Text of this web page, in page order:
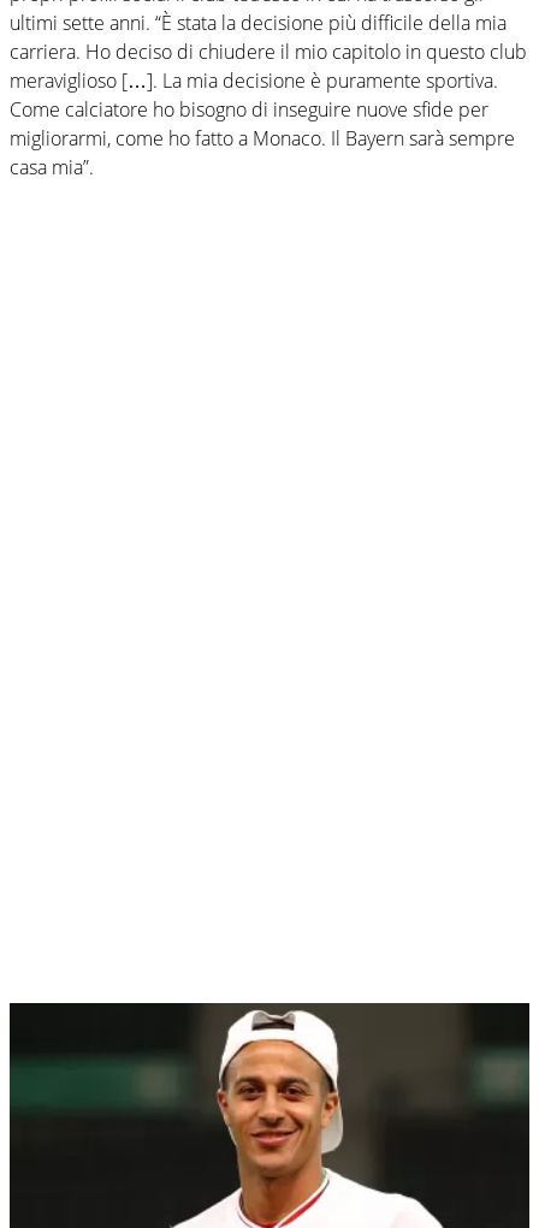
ultimi sette anni. “È stata la decisione più difficile della mia
carriera. Ho deciso di chiudere il mio capitolo in questo club
meraviglioso […]. La mia decisione è puramente sportiva.
Come calciatore ho bisogno di inseguire nuove sfide per
migliorarmi, come ho fatto a Monaco. Il Bayern sarà sempre
casa mia”.